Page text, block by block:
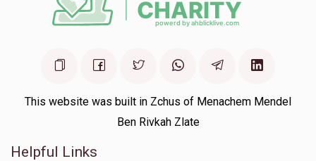
This website was built in Zchus of Menachem Mendel
Ben Rivkah Zlate
Helpful Links